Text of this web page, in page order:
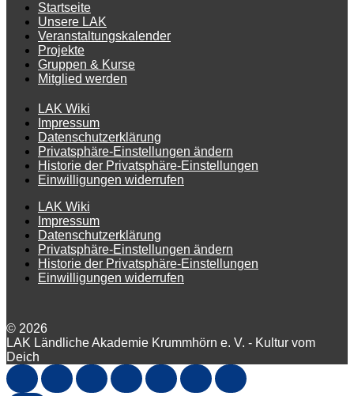
Startseite
Unsere LAK
Veranstaltungskalender
Projekte
Gruppen & Kurse
Mitglied werden
LAK Wiki
Impressum
Datenschutzerklärung
Privatsphäre-Einstellungen ändern
Historie der Privatsphäre-Einstellungen
Einwilligungen widerrufen
LAK Wiki
Impressum
Datenschutzerklärung
Privatsphäre-Einstellungen ändern
Historie der Privatsphäre-Einstellungen
Einwilligungen widerrufen
© 2026
LAK Ländliche Akademie Krummhörn e. V. - Kultur vom
Deich